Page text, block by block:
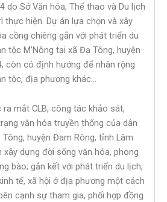
do Sở Văn hóa, Thể thao và Du lịch
thực hiện. Dự án lựa chọn và xây
cồng chiêng gắn với phát triển du
tộc M’Nông tại xã Đạ Tông, huyện
còn có định hướng để nhân rộng
tộc, địa phương khác…
mắt CLB, công tác khảo sát,
văn hóa truyền thống của dân
huyện Đam Rông, tỉnh Lâm
dựng đời sống văn hóa, phong
bào; gắn kết với phát triển du lịch,
tế, xã hội ở địa phương một cách
cạnh sự tham gia, phối hợp đồng